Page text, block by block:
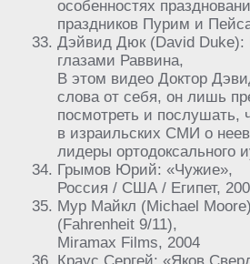
особенностях
праздников Пурим и
Дэйвид Дюк (David Duke):
глазами Раввина,
В этом видео Доктор
слова от себя, он лишь
посмотреть и послушать,
в израильских СМИ о
лидеры ортодоксального
Грымов Юрий: «Чужие»,
Россия / США / Египет,
Мур Майкл (Michael
(Fahrenheit 9/11),
Miramax Films, 2004